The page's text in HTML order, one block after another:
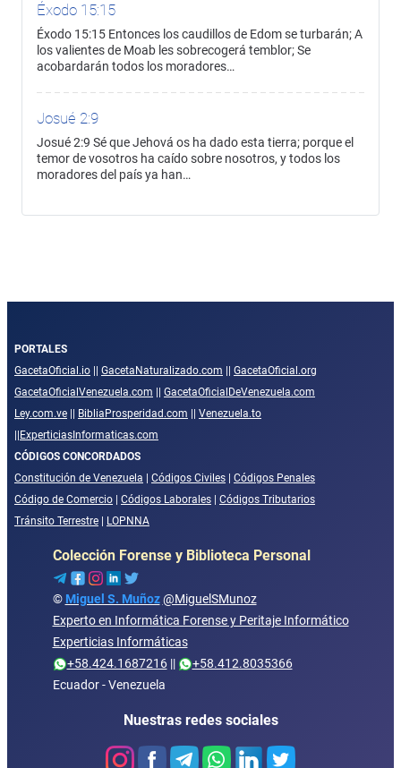
Éxodo 15:15
Éxodo 15:15 Entonces los caudillos de Edom se turbarán; A
los valientes de Moab les sobrecogerá temblor; Se
acobardarán todos los moradores…
Josué 2:9
Josué 2:9 Sé que Jehová os ha dado esta tierra; porque el
temor de vosotros ha caído sobre nosotros, y todos los
moradores del país ya han…
PORTALES
GacetaOficial.io
GacetaNaturalizado.com
GacetaOficial.org
GacetaOficialVenezuela.com
GacetaOficialDeVenezuela.com
Ley.com.ve
BibliaProsperidad.com
Venezuela.to
ExperticiasInformaticas.com
CÓDIGOS CONCORDADOS
Constitución de Venezuela
Códigos Civiles
Códigos Penales
Código de Comercio
Códigos Laborales
Códigos Tributarios
Tránsito Terrestre
LOPNNA
Colección Forense y Biblioteca Personal
© Miguel S. Muñoz @MiguelSMunoz
Experto en Informática Forense y Peritaje Informático
Experticias Informáticas
+58.424.1687216||
+58.412.8035366
Ecuador - Venezuela
Nuestras redes sociales